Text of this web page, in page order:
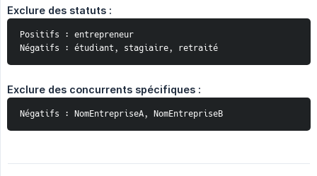
Exclure des statuts :
Positifs : entrepreneur
Négatifs : étudiant, stagiaire, retraité
Exclure des concurrents spécifiques :
Négatifs : NomEntrepriseA, NomEntrepriseB